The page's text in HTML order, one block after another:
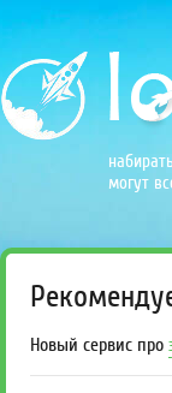
могут
Новый сервис про